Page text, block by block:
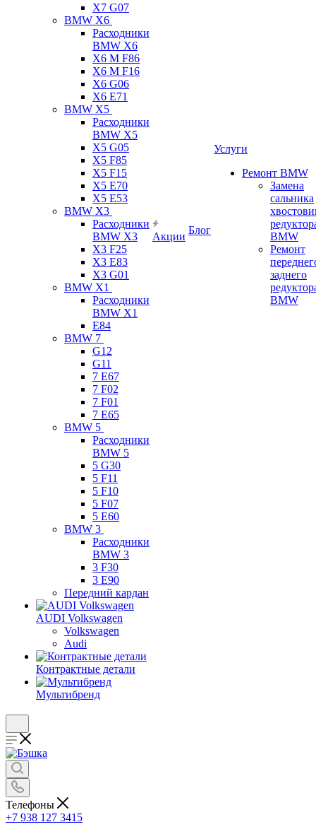
X7 G07
BMW X6
Расходники
BMW X6
X6 M F86
X6 M F16
X6 G06
X6 E71
BMW X5
Расходники
BMW X5
X5 G05
X5 F85
X5 F15
X5 E70
X5 E53
BMW X3
Расходники
BMW X3
X3 F25
X3 E83
X3 G01
BMW X1
Расходники
BMW X1
E84
BMW 7
G12
G11
7 Е67
7 F02
7 F01
7 E65
BMW 5
Расходники
BMW 5
5 G30
5 F11
5 F10
5 F07
5 E60
BMW 3
Расходники
BMW 3
3 F30
3 E90
Передний кардан
AUDI Volkswagen
Volkswagen
Audi
Контрактные детали
Мультибренд
Акции
Блог
Услуги
Ремонт BMW
Замена
сальника
BMW
Ремонт
заднего
BMW
Телефоны
+7 938 127 3415